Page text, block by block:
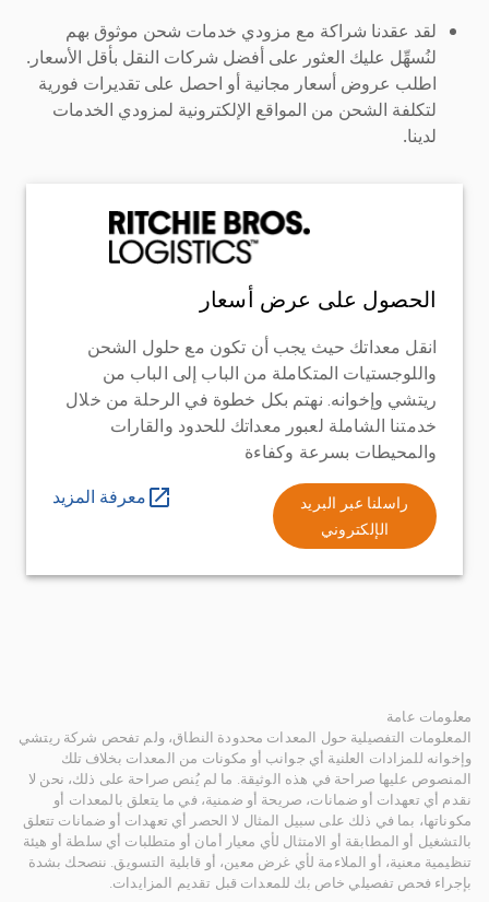
لقد عقدنا شراكة مع مزودي خدمات شحن موثوق بهم
لنُسهِّل عليك العثور على أفضل شركات النقل بأقل الأسعار.
اطلب عروض أسعار مجانية أو احصل على تقديرات فورية
لتكلفة الشحن من المواقع الإلكترونية لمزودي الخدمات
لدينا.
الحصول على عرض أسعار
انقل معداتك حيث يجب أن تكون مع حلول الشحن
واللوجستيات المتكاملة من الباب إلى الباب من
ريتشي وإخوانه. نهتم بكل خطوة في الرحلة من خلال
خدمتنا الشاملة لعبور معداتك للحدود والقارات
والمحيطات بسرعة وكفاءة
راسلنا عبر البريد
الإلكتروني
معرفة المزيد
معلومات عامة
المعلومات التفصيلية حول المعدات محدودة النطاق، ولم تفحص شركة ريتشي
وإخوانه للمزادات العلنية أي جوانب أو مكونات من المعدات بخلاف تلك
المنصوص عليها صراحة في هذه الوثيقة. ما لم يُنص صراحة على ذلك، نحن لا
نقدم أي تعهدات أو ضمانات، صريحة أو ضمنية، في ما يتعلق بالمعدات أو
مكوناتها، بما في ذلك على سبيل المثال لا الحصر أي تعهدات أو ضمانات تتعلق
بالتشغيل أو المطابقة أو الامتثال لأي معيار أمان أو متطلبات أي سلطة أو هيئة
تنظيمية معنية، أو الملاءمة لأي غرض معين، أو قابلية التسويق. ننصحك بشدة
بإجراء فحص تفصيلي خاص بك للمعدات قبل تقديم المزايدات.